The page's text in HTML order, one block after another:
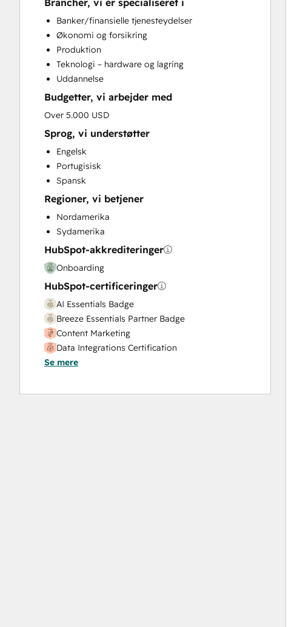
CRM Migration
Custom API Integrations
Customer Marketing
Customer Success Training
Customer Support Training
Customer Survey and Analysis
Email Marketing
Full Inbound Marketing Services
Knowledge Base Development
Paid Advertising
Sales and Marketing Alignment
Sales Coaching and Training
Sales Enablement
Search Engine Optimization
Social Media
Website Design
Website Development
Website Migration
Brancher, vi er specialiseret i
Banker/finansielle tjenesteydelser
Økonomi og forsikring
Produktion
Teknologi – hardware og lagring
Uddannelse
Budgetter, vi arbejder med
Over 5.000 USD
Sprog, vi understøtter
Engelsk
Portugisisk
Spansk
Regioner, vi betjener
Nordamerika
Sydamerika
HubSpot-akkrediteringer
Onboarding
HubSpot-certificeringer
AI Essentials Badge
Breeze Essentials Partner Badge
Content Marketing
Data Integrations Certification
Digital Marketing
Frictionless Sales
Se mere